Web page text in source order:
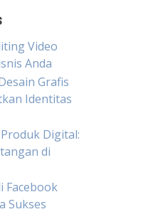
Video
Anda
Grafis
Identitas
Digital:
di
Facebook
Sukses